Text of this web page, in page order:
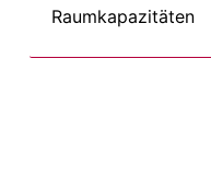
Raumkapazitäten